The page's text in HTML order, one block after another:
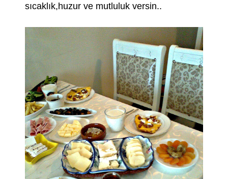
sıcaklık,huzur ve mutluluk versin..